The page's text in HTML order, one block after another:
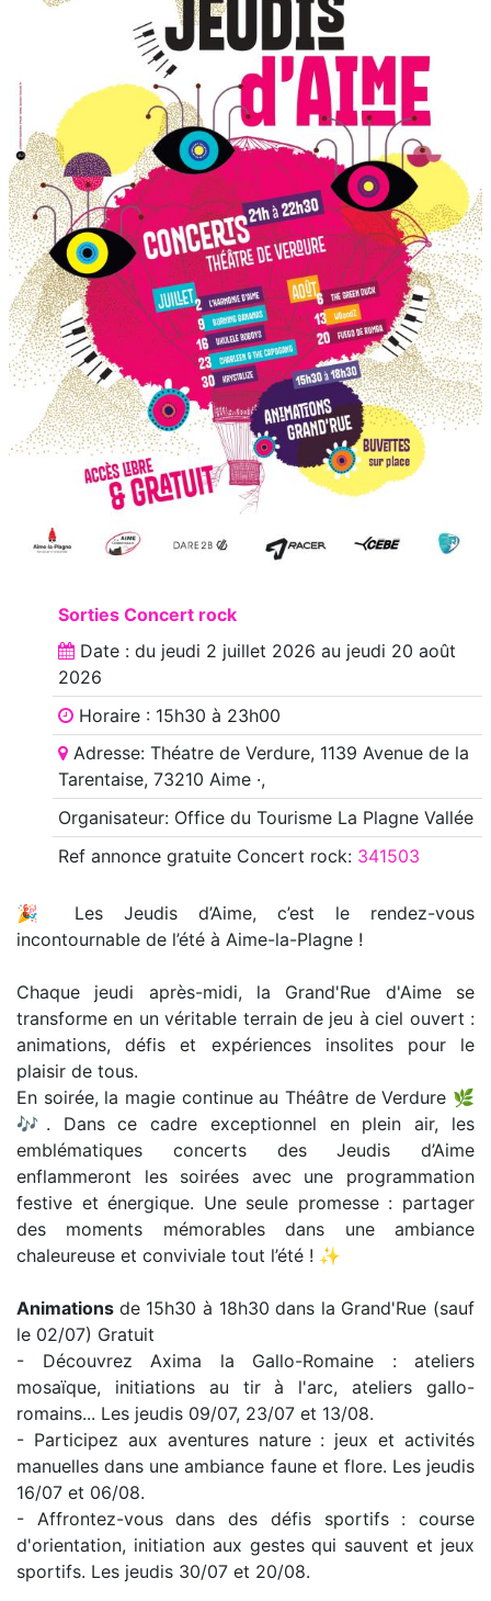
Sorties Concert rock
Date : du jeudi 2 juillet 2026 au jeudi 20 août
2026
Horaire : 15h30 à 23h00
Adresse: Théatre de Verdure, 1139 Avenue de la
Tarentaise, 73210 Aime ·,
Organisateur: Office du Tourisme La Plagne Vallée
Ref annoncegratuite Concert rock: 341503
🎉 Les Jeudis d’Aime, c’est le rendez-vous
incontournable de l’été à Aime-la-Plagne !
Chaque jeudi après-midi, la Grand'Rue d'Aime se
transforme en un véritable terrain de jeu à ciel ouvert :
animations, défis et expériences insolites pour le
plaisir de tous.
En soirée, la magie continue au Théâtre de Verdure 🌿
🎶. Dans ce cadre exceptionnel en plein air, les
emblématiques concerts des Jeudis d’Aime
enflammeront les soirées avec une programmation
festive et énergique. Une seule promesse : partager
des moments mémorables dans une ambiance
chaleureuse et conviviale tout l’été ! ✨
Animations de 15h30 à 18h30 dans la Grand'Rue (sauf
le 02/07) Gratuit
- Découvrez Axima la Gallo-Romaine : ateliers
mosaïque, initiations au tir à l'arc, ateliers gallo-
romains... Les jeudis 09/07, 23/07 et 13/08.
- Participez aux aventures nature : jeux et activités
manuelles dans une ambiance faune et flore. Les jeudis
16/07 et 06/08.
- Affrontez-vous dans des défis sportifs : course
d'orientation, initiation aux gestes qui sauvent et jeux
sportifs. Les jeudis 30/07 et 20/08.